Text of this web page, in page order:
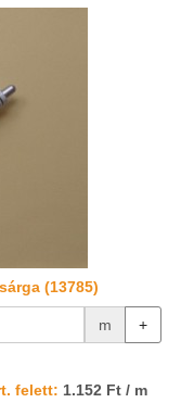
(13785)
m +
felett: 1.152 Ft / m